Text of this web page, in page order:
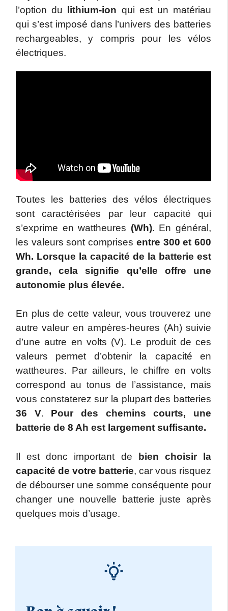
l’option du lithium-ion qui est un matériau
qui s’est imposé dans l’univers des batteries
rechargeables, y compris pour les vélos
électriques.
Toutes les batteries des vélos électriques
sont caractérisées par leur capacité qui
s’exprime en wattheures (Wh). En général,
les valeurs sont comprises entre 300 et 600
Wh. Lorsque la capacité de la batterie est
grande, cela signifie qu’elle offre une
autonomie plus élevée.
En plus de cette valeur, vous trouverez une
autre valeur en ampères-heures (Ah) suivie
d’une autre en volts (V). Le produit de ces
valeurs permet d’obtenir la capacité en
wattheures. Par ailleurs, le chiffre en volts
correspond au tonus de l’assistance, mais
vous constaterez sur la plupart des batteries
36 V. Pour des chemins courts, une
batterie de 8 Ah est largement suffisante.
Il est donc important de bien choisir la
capacité de votre batterie, car vous risquez
de débourser une somme conséquente pour
changer une nouvelle batterie juste après
quelques mois d’usage.